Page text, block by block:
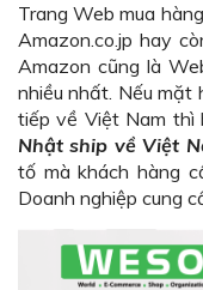
Trang Web mua
Amazon.co.jp hay
Amazon cũng là
nhiều nhất. Nếu mặt
tiếp về Việt Nam thì
Nhật ship về Việt
tố mà khách hàng
Doanh nghiệp cung